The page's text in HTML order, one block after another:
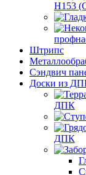
Н153
Штрипс
Сэндвич
Доски из
ДПК
ДПК